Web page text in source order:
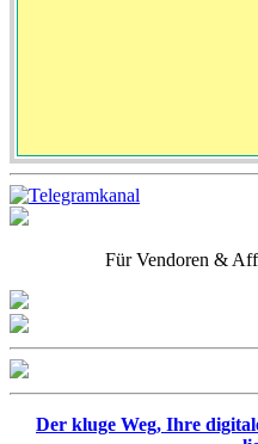
Für Vendoren &
Der kluge Weg, Ihre